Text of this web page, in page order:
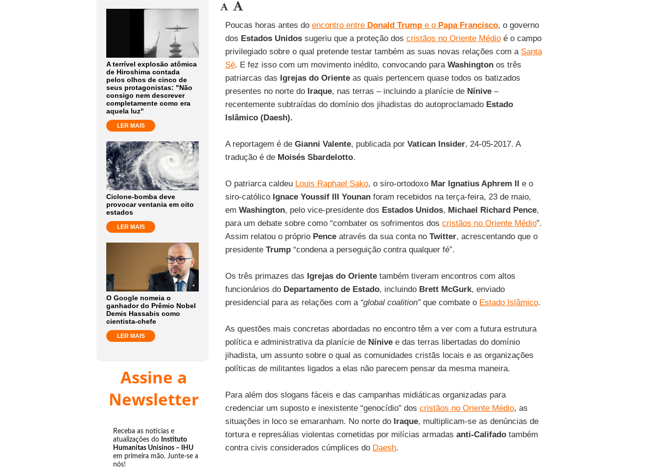
A terrível explosão atômica
de Hiroshima contada
pelos olhos de cinco de
seus protagonistas: "Não
consigo nem descrever
completamente como era
aquela luz"
LER MAIS
Ciclone-bomba deve
provocar ventania em oito
estados
LER MAIS
O Google nomeia o
ganhador do Prêmio Nobel
Demis Hassabis como
cientista-chefe
LER MAIS
Assine a
Newsletter
Receba as notícias e
atualizações do Instituto
Humanitas Unisinos – IHU
em primeira mão. Junte-se a
nós!
Poucas horas antes do encontro entre Donald Trumpe o Papa Francisco, o governo
dos Estados Unidossugeriu que a proteção dos cristãos no Oriente Médioé o campo
privilegiado sobre o qual pretende testar também as suas novas relações com a Santa
Sé. E fez isso com um movimento inédito, convocando para Washingtonos três
patriarcas das Igrejas do Orienteas quais pertencem quase todos os batizados
presentes no norte do Iraque, nas terras – incluindo a planície de Nínive–
recentemente subtraídas do domínio dos jihadistas do autoproclamado Estado
Islâmico (Daesh).
A reportagem é de Gianni Valente, publicada por Vatican Insider, 24-05-2017. A
tradução é de Moisés Sbardelotto.
O patriarca caldeu Louis Raphael Sako, o siro-ortodoxo Mar Ignatius Aphrem II e o
siro-católico Ignace Youssif III Younanforam recebidos na terça-feira, 23 de maio,
em Washington, pelo vice-presidente dos Estados Unidos, Michael Richard Pence,
para um debate sobre como “combater os sofrimentos dos cristãos no Oriente Médio”.
Assim relatou o próprio Penceatravés da sua conta no Twitter, acrescentando que o
presidente Trump“condena a perseguição contra qualquer fé”.
Os três primazes das Igrejas do Orientetambém tiveram encontros com altos
funcionários do Departamento de Estado, incluindo Brett McGurk, enviado
presidencial para as relações com a“global coalition”que combate o Estado Islâmico.
As questões mais concretas abordadas no encontro têm a ver com a futura estrutura
política e administrativa da planície de Nínivee das terras libertadas do domínio
jihadista, um assunto sobre o qual as comunidades cristãs locais e as organizações
políticas de militantes ligados a elas não parecem pensar da mesma maneira.
Para além dos slogans fáceis e das campanhas midiáticas organizadas para
credenciar um suposto e inexistente “genocídio” dos cristãos no Oriente Médio, as
situações in loco se emaranham. No norte do Iraque, multiplicam-se as denúncias de
tortura e represálias violentas cometidas por milícias armadas anti-Califadotambém
contra civis considerados cúmplices do Daesh.